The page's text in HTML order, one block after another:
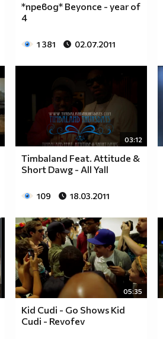
*превод* Beyonce - year of
4
1 381 02.07.2011
03:12
Timbaland Feat. Attitude &
Short Dawg - All Yall
109 18.03.2011
05:35
Kid Cudi - Go Shows Kid
Cudi - Revofev